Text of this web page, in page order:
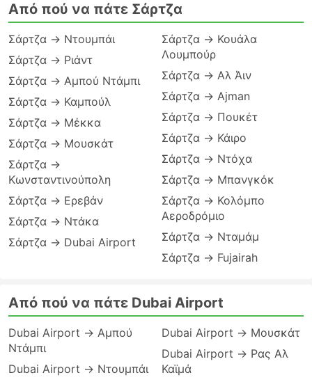
Από πού να πάτε Σάρτζα
Σάρτζα → Ντουμπάι
Σάρτζα → Ριάντ
Σάρτζα → Αμπού Ντάμπι
Σάρτζα → Καμπούλ
Σάρτζα → Μέκκα
Σάρτζα → Μουσκάτ
Σάρτζα →
Κωνσταντινούπολη
Σάρτζα → Ερεβάν
Σάρτζα → Ντάκα
Σάρτζα → Dubai Airport
Σάρτζα → Κουάλα
Λουμπούρ
Σάρτζα → Αλ Άιν
Σάρτζα → Ajman
Σάρτζα → Πουκέτ
Σάρτζα → Κάιρο
Σάρτζα → Ντόχα
Σάρτζα → Μπανγκόκ
Σάρτζα → Κολόμπο
Αεροδρόμιο
Σάρτζα → Νταμάμ
Σάρτζα → Fujairah
Από πού να πάτε Dubai Airport
Dubai Airport → Αμπού
Ντάμπι
Dubai Airport → Ντουμπάι
Dubai Airport → Μουσκάτ
Dubai Airport → Ρας Αλ
Καϊμά